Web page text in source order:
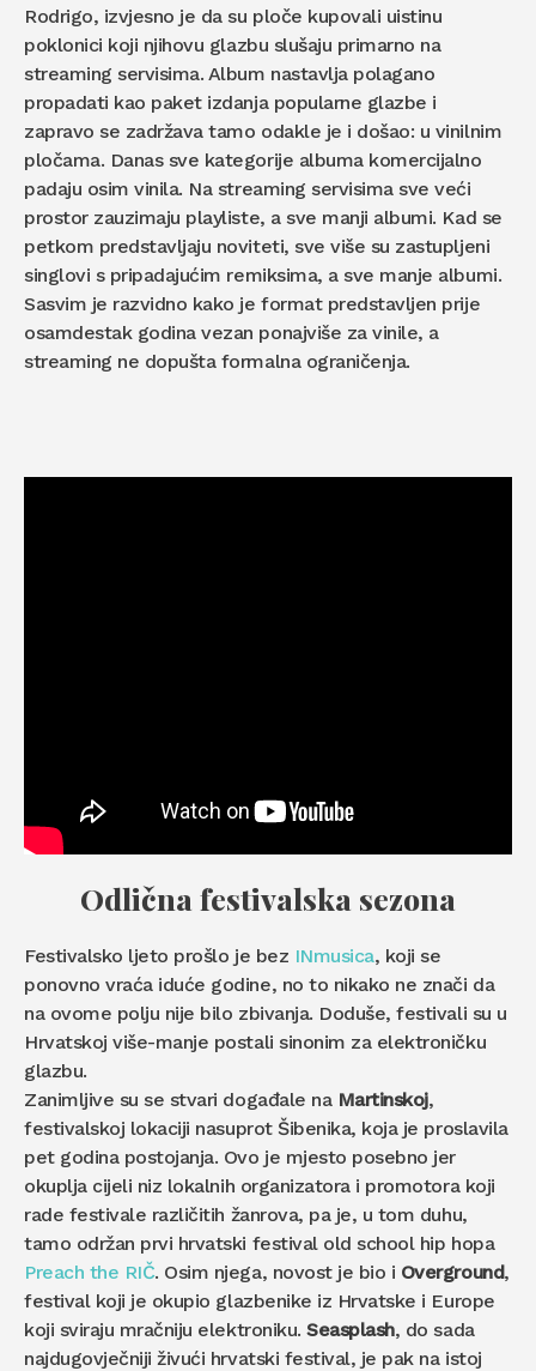
Rodrigo, izvjesno je da su ploče kupovali uistinu
poklonici koji njihovu glazbu slušaju primarno na
streaming servisima. Album nastavlja polagano
propadati kao paket izdanja popularne glazbe i
zapravo se zadržava tamo odakle je i došao: u vinilnim
pločama. Danas sve kategorije albuma komercijalno
padaju osim vinila. Na streaming servisima sve veći
prostor zauzimaju playliste, a sve manji albumi. Kad se
petkom predstavljaju noviteti, sve više su zastupljeni
singlovi s pripadajućim remiksima, a sve manje albumi.
Sasvim je razvidno kako je format predstavljen prije
osamdestak godina vezan ponajviše za vinile, a
streaming ne dopušta formalna ograničenja.
Odlična festivalska sezona
Festivalsko ljeto prošlo je bez INmusica, koji se
ponovno vraća iduće godine, no to nikako ne znači da
na ovome polju nije bilo zbivanja. Doduše, festivali su u
Hrvatskoj više-manje postali sinonim za elektroničku
glazbu.
Zanimljive su se stvari događale na Martinskoj,
festivalskoj lokaciji nasuprot Šibenika, koja je proslavila
pet godina postojanja. Ovo je mjesto posebno jer
okuplja cijeli niz lokalnih organizatora i promotora koji
rade festivale različitih žanrova, pa je, u tom duhu,
tamo održan prvi hrvatski festival old school hip hopa
Preach the RIČ. Osim njega, novost je bio i Overground,
festival koji je okupio glazbenike iz Hrvatske i Europe
koji sviraju mračniju elektroniku.Seasplash, do sada
najdugovječniji živući hrvatski festival, je pak na istoj